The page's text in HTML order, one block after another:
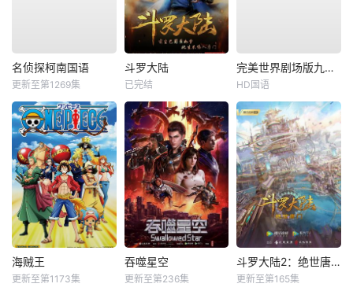
名侦探柯南国语
更新至第1269集
斗罗大陆
已完结
完美世界剧场版九劫焚天
HD国语
海贼王
更新至第1173集
吞噬星空
更新至第236集
斗罗大陆2：绝世唐门
更新至第165集